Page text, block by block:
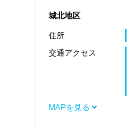
城北地区
住所
交通アクセス
MAPを見る